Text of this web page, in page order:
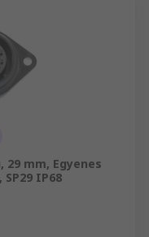
29 mm, Egyenes
IP68